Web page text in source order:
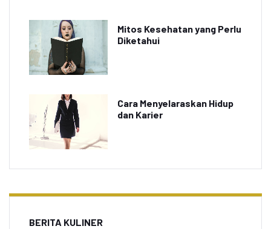
Mitos Kesehatan yang Perlu
Diketahui
Cara Menyelaraskan Hidup
dan Karier
BERITA KULINER